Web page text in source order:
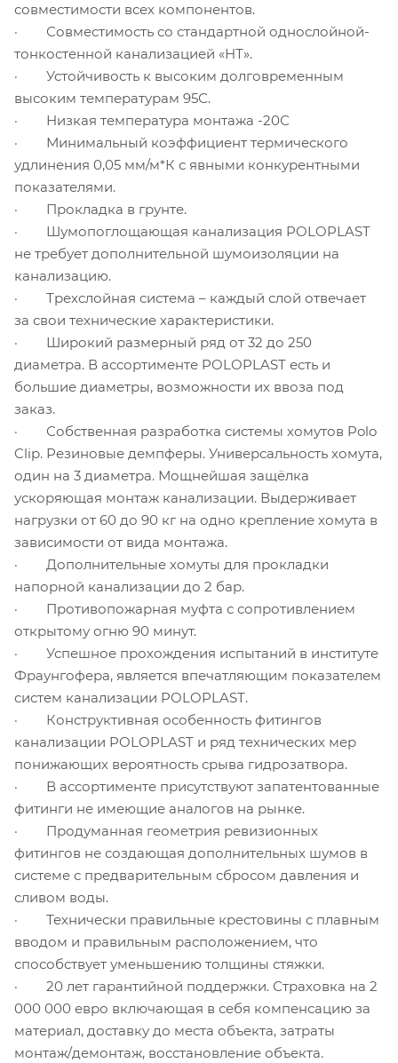
совместимости всех компонентов.
· Совместимость со стандартной однослойной-
тонкостенной канализацией «НТ».
· Устойчивость к высоким долговременным
высоким температурам 95С.
· Низкая температура монтажа -20С
· Минимальный коэффициент термического
удлинения 0,05 мм/м*К с явными конкурентными
показателями.
· Прокладка в грунте.
· Шумопоглощающая канализация POLOPLAST
не требует дополнительной шумоизоляции на
канализацию.
· Трехслойная система – каждый слой отвечает
за свои технические характеристики.
· Широкий размерный ряд от 32 до 250
диаметра. В ассортименте POLOPLAST есть и
большие диаметры, возможности их ввоза под
заказ.
· Собственная разработка системы хомутов Polo
Clip. Резиновые демпферы. Универсальность хомута,
один на 3 диаметра. Мощнейшая защёлка
ускоряющая монтаж канализации. Выдерживает
нагрузки от 60 до 90 кг на одно крепление хомута в
зависимости от вида монтажа.
· Дополнительные хомуты для прокладки
напорной канализации до 2 бар.
· Противопожарная муфта с сопротивлением
открытому огню 90 минут.
· Успешное прохождения испытаний в институте
Фраунгофера, является впечатляющим показателем
систем канализации POLOPLAST.
· Конструктивная особенность фитингов
канализации POLOPLAST и ряд технических мер
понижающих вероятность срыва гидрозатвора.
· В ассортименте присутствуют запатентованные
фитинги не имеющие аналогов на рынке.
· Продуманная геометрия ревизионных
фитингов не создающая дополнительных шумов в
системе с предварительным сбросом давления и
сливом воды.
· Технически правильные крестовины с плавным
вводом и правильным расположением, что
способствует уменьшению толщины стяжки.
· 20 лет гарантийной поддержки. Страховка на 2
000 000 евро включающая в себя компенсацию за
материал, доставку до места объекта, затраты
монтаж/демонтаж, восстановление объекта.